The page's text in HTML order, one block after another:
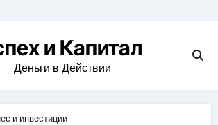
и Капитал
Деньги в Действии
и инвестиции